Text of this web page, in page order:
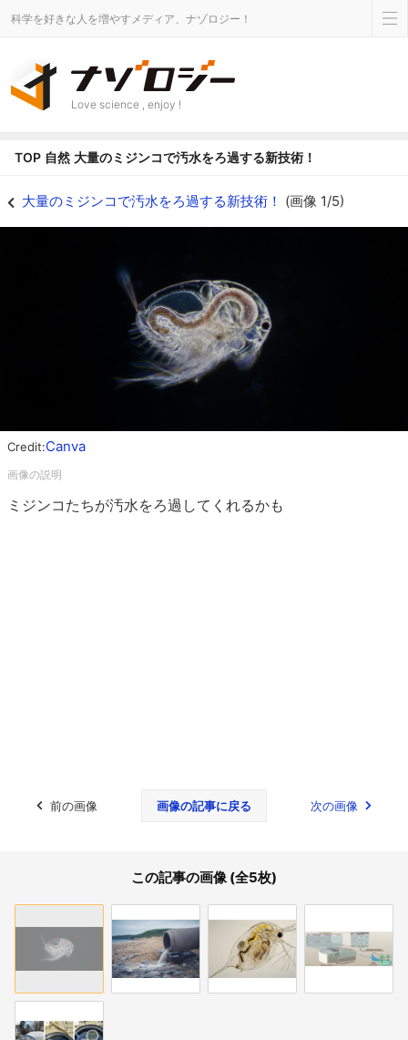
科学を好きな人を増やすメディア、ナゾロジー！
Love science , enjoy !
TOP 自然 大量のミジンコで汚水をろ過する新技術！
大量のミジンコで汚水をろ過する新技術！ (画像 1/5)
Credit:Canva
ミジンコたちが汚水をろ過してくれるかも
前の画像 画像の記事に戻る 次の画像
この記事の画像 (全5枚)